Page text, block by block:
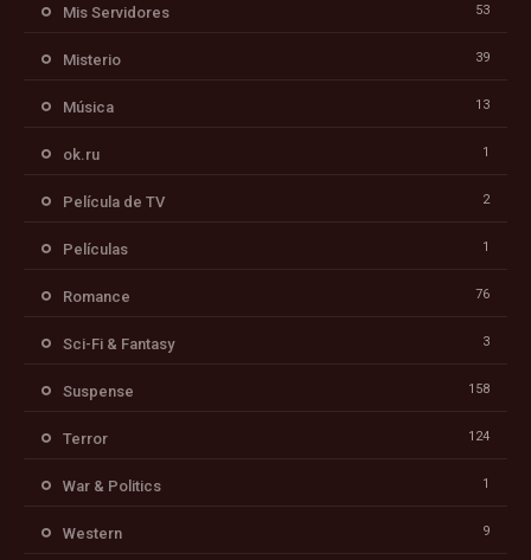
Mis Servidores 53
Misterio 39
Música 13
ok.ru 1
Película de TV 2
Películas 1
Romance 76
Sci-Fi & Fantasy 3
Suspense 158
Terror 124
War & Politics 1
Western 9